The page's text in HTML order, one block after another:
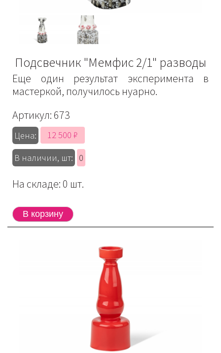
Подсвечник "Мемфис 2/1" разводы
Еще один результат эксперимента в
мастеркой, получилось нуарно.
Артикул: 673
Цена:
12 500 ₽
В наличии, шт:
0
На складе: 0 шт.